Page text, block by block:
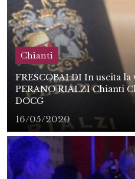
Chianti
FRESCOBALDI In uscita
PERANO RIALZI Chianti
DOCG
16/05/2020